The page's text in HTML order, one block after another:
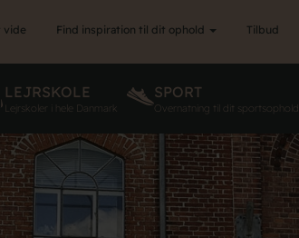
vide Find inspiration til dit ophold Tilbud
LEJRSKOLE
Lejrskoler i hele Danmark
SPORT
Overnatning til dit sportsophold